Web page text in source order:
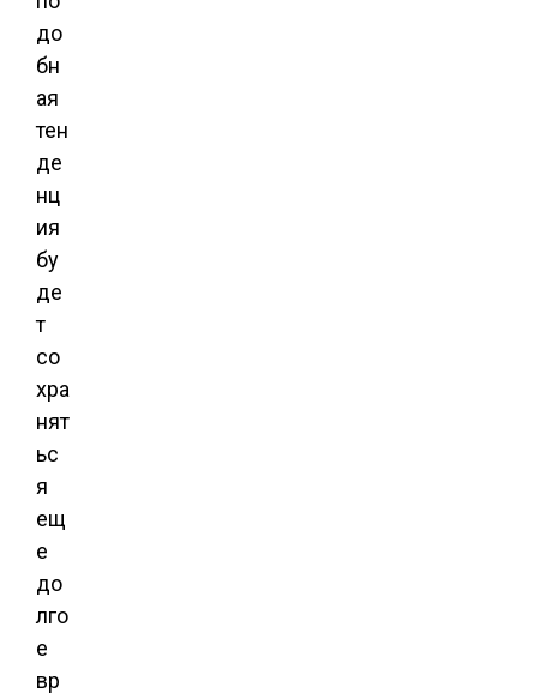
до
бн
ая
тен
де
нц
ия
бу
де
т
со
хра
нят
ьс
я
ещ
е
до
лго
е
вр